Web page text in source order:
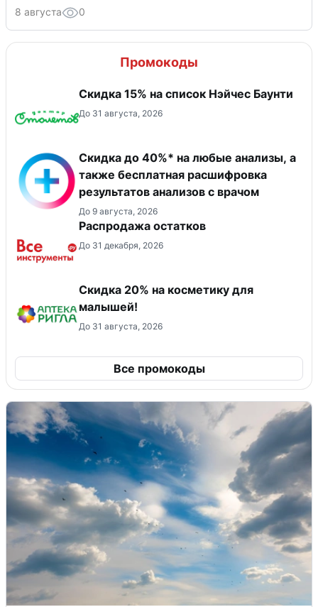
8 августа 0
Промокоды
Скидка 15% на список Нэйчес Баунти
До 31 августа, 2026
Скидка до 40%* на любые анализы, а
также бесплатная расшифровка
результатов анализов с врачом
До 9 августа, 2026
Распродажа остатков
До 31 декабря, 2026
Скидка 20% на косметику для
малышей!
До 31 августа, 2026
Все промокоды